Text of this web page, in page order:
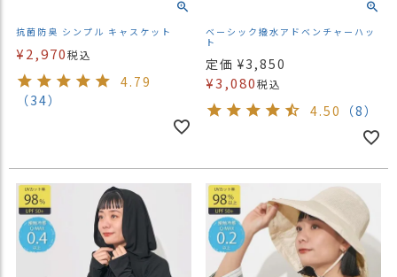
抗菌防臭 シンプル キャスケット
¥2,970税込
4.79
（34）
ベーシック撥水アドベンチャーハッ
ト
定価 ¥3,850
¥3,080税込
4.50 （8）